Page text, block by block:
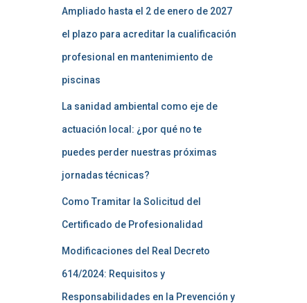
Ampliado hasta el 2 de enero de 2027
el plazo para acreditar la cualificación
profesional en mantenimiento de
piscinas
La sanidad ambiental como eje de
actuación local: ¿por qué no te
puedes perder nuestras próximas
jornadas técnicas?
Como Tramitar la Solicitud del
Certificado de Profesionalidad
Modificaciones del Real Decreto
614/2024: Requisitos y
Responsabilidades en la Prevención y